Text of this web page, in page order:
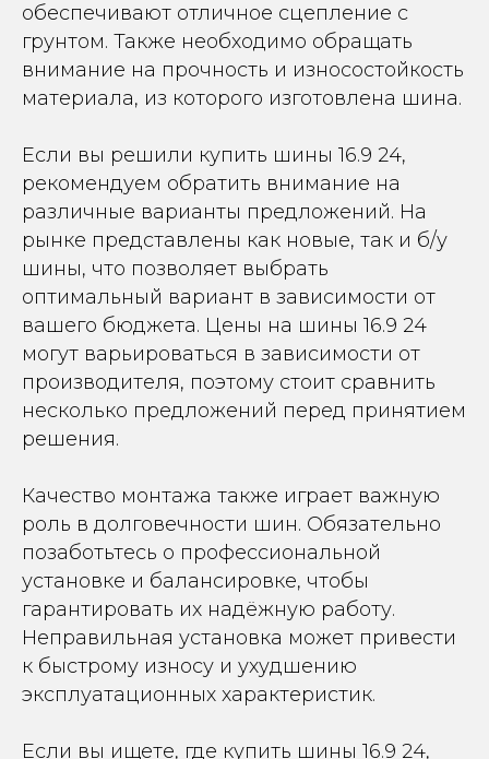
обеспечивают отличное сцепление с
грунтом. Также необходимо обращать
внимание на прочность и износостойкость
материала, из которого изготовлена шина.
Если вы решили купить шины 16.9 24,
рекомендуем обратить внимание на
различные варианты предложений. На
рынке представлены как новые, так и б/у
шины, что позволяет выбрать
оптимальный вариант в зависимости от
вашего бюджета. Цены на шины 16.9 24
могут варьироваться в зависимости от
производителя, поэтому стоит сравнить
несколько предложений перед принятием
решения.
Качество монтажа также играет важную
роль в долговечности шин. Обязательно
позаботьтесь о профессиональной
установке и балансировке, чтобы
гарантировать их надёжную работу.
Неправильная установка может привести
к быстрому износу и ухудшению
эксплуатационных характеристик.
Если вы ищете, где купить шины 16.9 24,